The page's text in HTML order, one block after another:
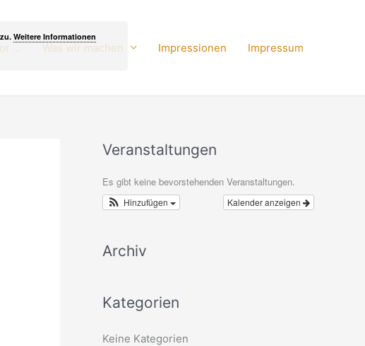
… Was wir machen Impressionen Impressum
Veranstaltungen
Es gibt keine bevorstehenden Veranstaltungen.
Kalender anzeigen
Hinzufügen
Archiv
Kategorien
Keine Kategorien
Weitere Informationen